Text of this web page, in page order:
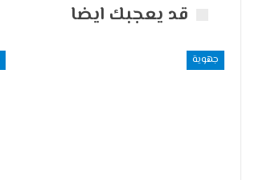
قد يعجبك ايضا
جهوية